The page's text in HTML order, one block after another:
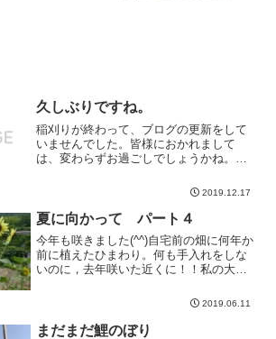
久しぶりですね。
稲刈りが終わって、ブログの更新をして
いませんでした。皆様におかれまして
は、変わらずお過ごしでしょうかね。親
2019.12.17
夏に向かって パート４
今年も咲きました(^^)自宅前の畑に何年か
前に植えたひまわり。何も手入れをしな
いのに，去年咲いた近くに！！私の大好
2019.06.11
まだまだ鯉のぼり